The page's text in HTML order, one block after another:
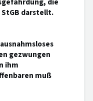
StGB darstellt.
gezwungen
ihm
muß